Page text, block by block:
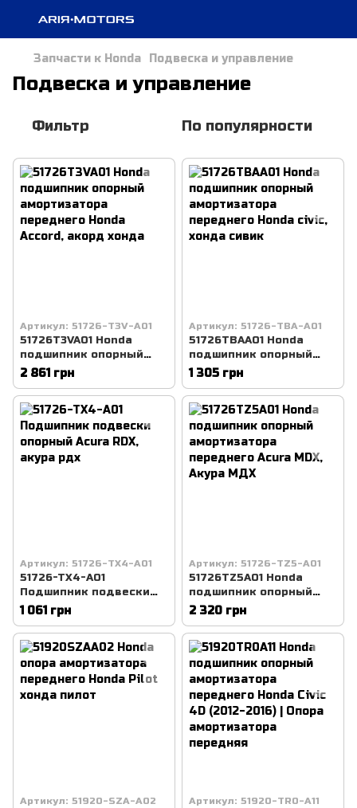
Запчасти к Honda Подвеска и управление
Подвеска и управление
Фильтр По популярности
Артикул: 51726-T3V-A01
51726T3VA01 Honda
подшипник опорный
амортизатора
переднего Honda
Accord, акорд хонда
2 861 грн
Артикул: 51726-TBA-A01
51726TBAA01 Honda
подшипник опорный
амортизатора
переднего Honda civic,
хонда сивик
1 305 грн
Артикул: 51726-TX4-A01
51726-TX4-A01
Подшипник подвески
опорный Acura RDX,
акура рдх
1 061 грн
Артикул: 51726-TZ5-A01
51726TZ5A01 Honda
подшипник опорный
амортизатора
переднего Acura MDX,
Акура МДХ
2 320 грн
Артикул: 51920-SZA-A02 Артикул: 51920-TR0-A11